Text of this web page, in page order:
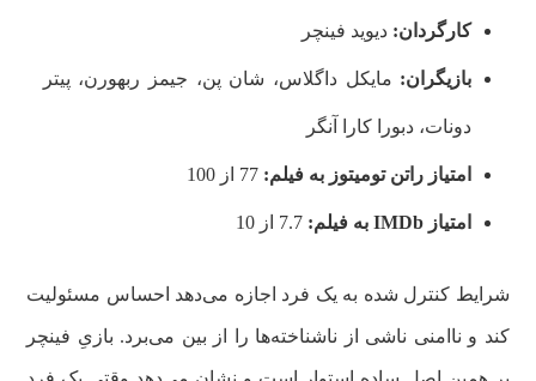
کارگردان: دیوید فینچر
بازیگران: مایکل داگلاس، شان پن، جیمز ربهورن، پیتر
دونات، دبورا کارا آنگر
امتیاز راتن تومیتوز به فیلم:
امتیاز IMDbبه فیلم:
شرایط کنترل شده به یک فرد اجازه می‌دهد احساس مسئولیت
کند و ناامنی ناشی از ناشناخته‌ها را از بین می‌برد. بازیِ فینچر